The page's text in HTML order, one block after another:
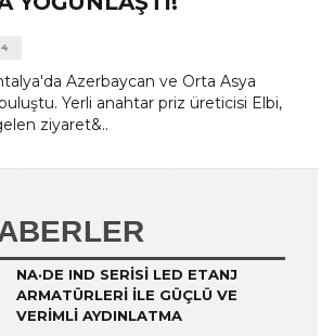
Azerbaycan ve Orta Asya
Yerli anahtar priz üreticisi Elbi,
ziyaret&..
NA·DE IND SERISI LED ETANJ
ARMATÜRLERI ILE GÜÇLÜ VE
VERIMLI AYDINLATMA